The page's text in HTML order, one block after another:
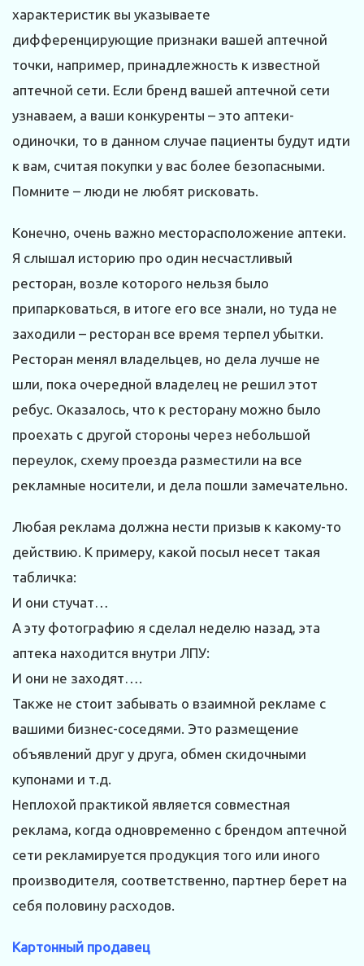
характеристик вы указываете
дифференцирующие признаки вашей аптечной
точки, например, принадлежность к известной
аптечной сети. Если бренд вашей аптечной сети
узнаваем, а ваши конкуренты – это аптеки-
одиночки, то в данном случае пациенты будут идти
к вам, считая покупки у вас более безопасными.
Помните – люди не любят рисковать.
Конечно, очень важно месторасположение аптеки.
Я слышал историю про один несчастливый
ресторан, возле которого нельзя было
припарковаться, в итоге его все знали, но туда не
заходили – ресторан все время терпел убытки.
Ресторан менял владельцев, но дела лучше не
шли, пока очередной владелец не решил этот
ребус. Оказалось, что к ресторану можно было
проехать с другой стороны через небольшой
переулок, схему проезда разместили на все
рекламные носители, и дела пошли замечательно.
Любая реклама должна нести призыв к какому-то
действию. К примеру, какой посыл несет такая
табличка:
И они стучат…
А эту фотографию я сделал неделю назад, эта
аптека находится внутри ЛПУ:
И они не заходят….
Также не стоит забывать о взаимной рекламе с
вашими бизнес-соседями. Это размещение
объявлений друг у друга, обмен скидочными
купонами и т.д.
Неплохой практикой является совместная
реклама, когда одновременно с брендом аптечной
сети рекламируется продукция того или иного
производителя, соответственно, партнер берет на
себя половину расходов.
Картонный продавец